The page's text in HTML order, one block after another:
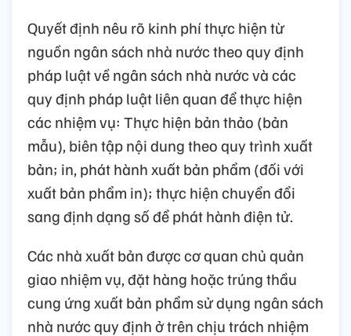
Quyết định nêu rõ kinh phí thực hiện từ
nguồn ngân sách nhà nước theo quy định
pháp luật về ngân sách nhà nước và các
quy định pháp luật liên quan để thực hiện
các nhiệm vụ: Thực hiện bản thảo (bản
mẫu), biên tập nội dung theo quy trình xuất
bản; in, phát hành xuất bản phẩm (đối với
xuất bản phẩm in); thực hiện chuyển đổi
sang định dạng số để phát hành điện tử.
Các nhà xuất bản được cơ quan chủ quản
giao nhiệm vụ, đặt hàng hoặc trúng thầu
cung ứng xuất bản phẩm sử dụng ngân sách
nhà nước quy định ở trên chịu trách nhiệm